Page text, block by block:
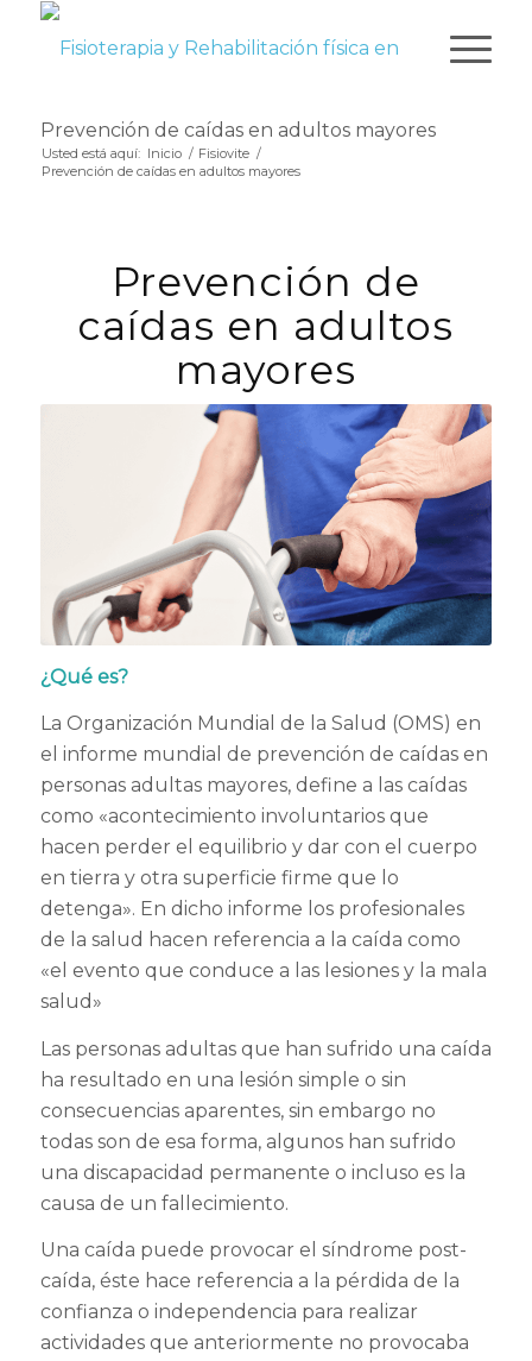
Prevención de caídas en adultos mayores
Usted está aquí: Inicio / Fisiovite /
Prevención de caídas en adultos mayores
Prevención de
caídas en adultos
mayores
¿Qué es?
La Organización Mundial de la Salud (OMS) en
el informe mundial de prevención de caídas en
personas adultas mayores, define a las caídas
como «acontecimiento involuntarios que
hacen perder el equilibrio y dar con el cuerpo
en tierra y otra superficie firme que lo
detenga». En dicho informe los profesionales
de la salud hacen referencia a la caída como
«el evento que conduce a las lesiones y la mala
salud»
Las personas adultas que han sufrido una caída
ha resultado en una lesión simple o sin
consecuencias aparentes, sin embargo no
todas son de esa forma, algunos han sufrido
una discapacidad permanente o incluso es la
causa de un fallecimiento.
Una caída puede provocar el síndrome post-
caída, éste hace referencia a la pérdida de la
confianza o independencia para realizar
actividades que anteriormente no provocaba